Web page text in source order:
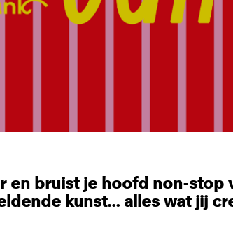
en bruist je hoofd non-stop
kunst… alles wat jij